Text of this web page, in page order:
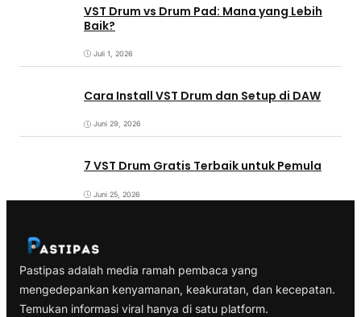
VST Drum vs Drum Pad: Mana yang Lebih
Baik?
Juli 1, 2026
Cara Install VST Drum dan Setup di DAW
Juni 29, 2026
7 VST Drum Gratis Terbaik untuk Pemula
Juni 25, 2026
Pastipas adalah media ramah pembaca yang
mengedepankan kenyamanan, keakuratan, dan kecepatan.
Temukan informasi viral hanya di satu platform.